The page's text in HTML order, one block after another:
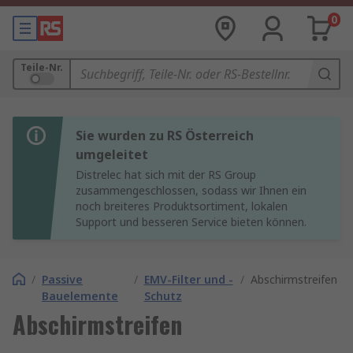
0
Teile-Nr.
Sie wurden zu RS Österreich
umgeleitet
Distrelec hat sich mit der RS Group
zusammengeschlossen, sodass wir Ihnen ein
noch breiteres Produktsortiment, lokalen
Support und besseren Service bieten können.
/ Passive
Bauelemente
/ EMV-Filter und -
Schutz
/ Abschirmstreifen
Abschirmstreifen